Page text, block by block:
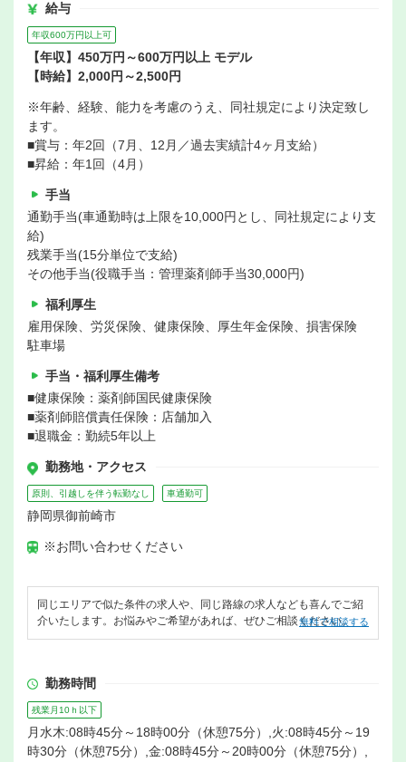
給与
年収600万円以上可
【年収】450万円～600万円以上 モデル
【時給】2,000円～2,500円
※年齢、経験、能力を考慮のうえ、同社規定により決定致し
ます。
■賞与：年2回（7月、12月／過去実績計4ヶ月支給）
■昇給：年1回（4月）
手当
通勤手当(車通勤時は上限を10,000円とし、同社規定により支
給)
残業手当(15分単位で支給)
その他手当(役職手当：管理薬剤師手当30,000円)
福利厚生
雇用保険、労災保険、健康保険、厚生年金保険、損害保険
駐車場
手当・福利厚生備考
■健康保険：薬剤師国民健康保険
■薬剤師賠償責任保険：店舗加入
■退職金：勤続5年以上
勤務地・アクセス
原則、引越しを伴う転勤なし 車通勤可
静岡県御前崎市
※お問い合わせください
同じエリアで似た条件の求人や、同じ路線の求人なども喜んでご紹
介いたします。お悩みやご希望があれば、ぜひご相談ください。
無料で相談する
勤務時間
残業月10ｈ以下
月水木:08時45分～18時00分（休憩75分）,火:08時45分～19
時30分（休憩75分）,金:08時45分～20時00分（休憩75分）,